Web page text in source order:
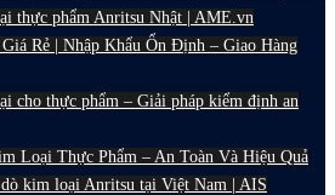
thực phẩm Anritsu Nhật | AME.vn
Rẻ | Nhập Khẩu Ổn Định – Giao Hàng
cho thực phẩm – Giải pháp kiểm định an
Loại Thực Phẩm – An Toàn Và Hiệu Quả
dò kim loại Anritsu tại Việt Nam | AIS